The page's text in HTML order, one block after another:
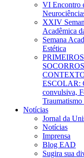
VI Encontro
XXIV
Acadêmica
Semana
Estética
PRIMEIROS
ESCOLAR:
convulsiva,
Notícias
Jornal da
Notícias
Imprensa
Blog EAD
Sugira sua